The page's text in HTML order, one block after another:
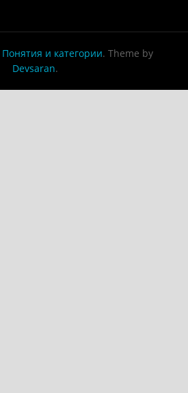
Понятия и категории. Theme by
Devsaran.